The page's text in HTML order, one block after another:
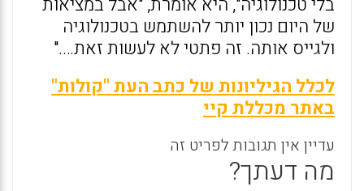
של היום נכון יותר להשתמש בטכנולוגיה
ולגייס אותה. זה פתטי לא לעשות זאת…."
לכלל הגיליונות של כתב העת "קולות"
באתר מכללת קיי
עדיין אין תגובות לפריט זה
מה דעתך?